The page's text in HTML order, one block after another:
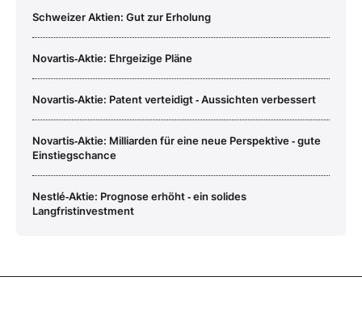
Schweizer Aktien: Gut zur Erholung
Novartis‑Aktie: Ehrgeizige Pläne
Novartis‑Aktie: Patent verteidigt ‑ Aussichten verbessert
Novartis‑Aktie: Milliarden für eine neue Perspektive ‑ gute
Einstiegschance
Nestlé‑Aktie: Prognose erhöht ‑ ein solides
Langfristinvestment